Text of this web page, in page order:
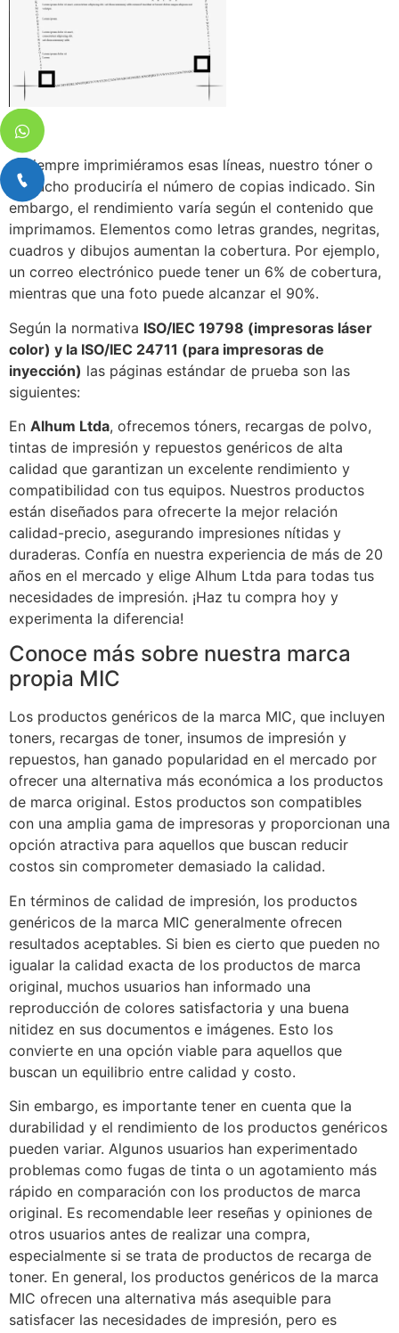
Si siempre imprimiéramos esas líneas, nuestro tóner o
cartucho produciría el número de copias indicado. Sin
embargo, el rendimiento varía según el contenido que
imprimamos. Elementos como letras grandes, negritas,
cuadros y dibujos aumentan la cobertura. Por ejemplo,
un correo electrónico puede tener un 6% de cobertura,
mientras que una foto puede alcanzar el 90%.
Según la normativa ISO/IEC 19798 (impresoras láser
color) y la ISO/IEC 24711 (para impresoras de
inyección) las páginas estándar de prueba son las
siguientes:
En Alhum Ltda, ofrecemos tóners, recargas de polvo,
tintas de impresión y repuestos genéricos de alta
calidad que garantizan un excelente rendimiento y
compatibilidad con tus equipos. Nuestros productos
están diseñados para ofrecerte la mejor relación
calidad-precio, asegurando impresiones nítidas y
duraderas. Confía en nuestra experiencia de más de 20
años en el mercado y elige Alhum Ltda para todas tus
necesidades de impresión. ¡Haz tu compra hoy y
experimenta la diferencia!
Conoce más sobre nuestra marca
propia MIC
Los productos genéricos de la marca MIC, que incluyen
toners, recargas de toner, insumos de impresión y
repuestos, han ganado popularidad en el mercado por
ofrecer una alternativa más económica a los productos
de marca original. Estos productos son compatibles
con una amplia gama de impresoras y proporcionan una
opción atractiva para aquellos que buscan reducir
costos sin comprometer demasiado la calidad.
En términos de calidad de impresión, los productos
genéricos de la marca MIC generalmente ofrecen
resultados aceptables. Si bien es cierto que pueden no
igualar la calidad exacta de los productos de marca
original, muchos usuarios han informado una
reproducción de colores satisfactoria y una buena
nitidez en sus documentos e imágenes. Esto los
convierte en una opción viable para aquellos que
buscan un equilibrio entre calidad y costo.
Sin embargo, es importante tener en cuenta que la
durabilidad y el rendimiento de los productos genéricos
pueden variar. Algunos usuarios han experimentado
problemas como fugas de tinta o un agotamiento más
rápido en comparación con los productos de marca
original. Es recomendable leer reseñas y opiniones de
otros usuarios antes de realizar una compra,
especialmente si se trata de productos de recarga de
toner. En general, los productos genéricos de la marca
MIC ofrecen una alternativa más asequible para
satisfacer las necesidades de impresión, pero es